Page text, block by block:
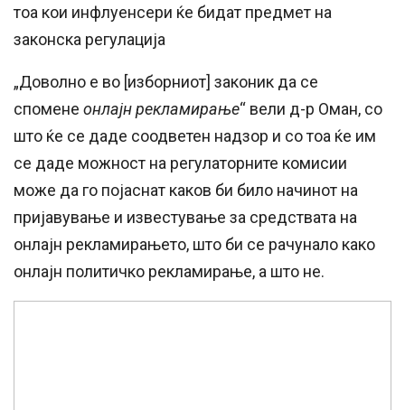
тоа кои инфлуенсери ќе бидат предмет на
законска регулација
„Доволно е во [изборниот] законик да се
спомене онлајн рекламирање“ вели д-р Оман, со
што ќе се даде соодветен надзор и со тоа ќе им
се даде можност на регулаторните комисии
може да го појаснат каков би било начинот на
пријавување и известување за средствата на
онлајн рекламирањето, што би се рачунало како
онлајн политичко рекламирање, а што не.